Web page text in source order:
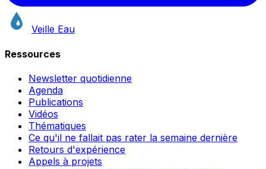
Veille Eau
Ressources
Newsletter quotidienne
Agenda
Publications
Vidéos
Thématiques
Ce qu'il ne fallait pas rater la semaine dernière
Retours d'expérience
Appels à projets